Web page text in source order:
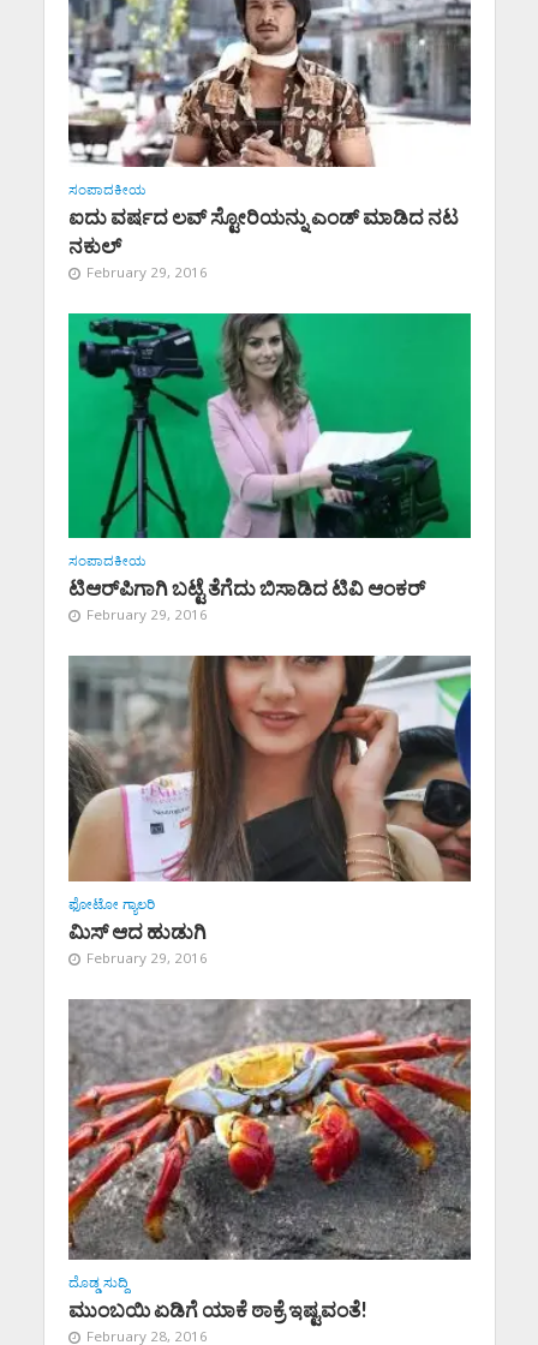
ಸಂಪಾದಕೀಯ
ಐದು ವರ್ಷದ ಲವ್ ಸ್ಟೋರಿಯನ್ನು ಎಂಡ್ ಮಾಡಿದ ನಟ
ನಕುಲ್
February 29, 2016
ಸಂಪಾದಕೀಯ
ಟಿಆರ್‌ಪಿಗಾಗಿ ಬಟ್ಟೆ ತೆಗೆದು ಬಿಸಾಡಿದ ಟಿವಿ ಆಂಕರ್
February 29, 2016
ಫೋಟೋ ಗ್ಯಾಲರಿ
ಮಿಸ್ ಆದ ಹುಡುಗಿ
February 29, 2016
ದೊಡ್ಡ ಸುದ್ದಿ
ಮುಂಬಯಿ ಏಡಿಗೆ ಯಾಕೆ ಠಾಕ್ರೆ ಇಷ್ಟವಂತೆ!
February 28, 2016